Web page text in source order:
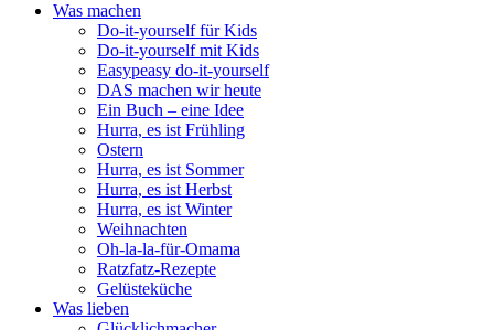
Was machen
Do-it-yourself für Kids
Do-it-yourself mit Kids
Easypeasy do-it-yourself
DAS machen wir heute
Ein Buch – eine Idee
Hurra, es ist Frühling
Ostern
Hurra, es ist Sommer
Hurra, es ist Herbst
Hurra, es ist Winter
Weihnachten
Oh-la-la-für-Omama
Ratzfatz-Rezepte
Gelüsteküche
Was lieben